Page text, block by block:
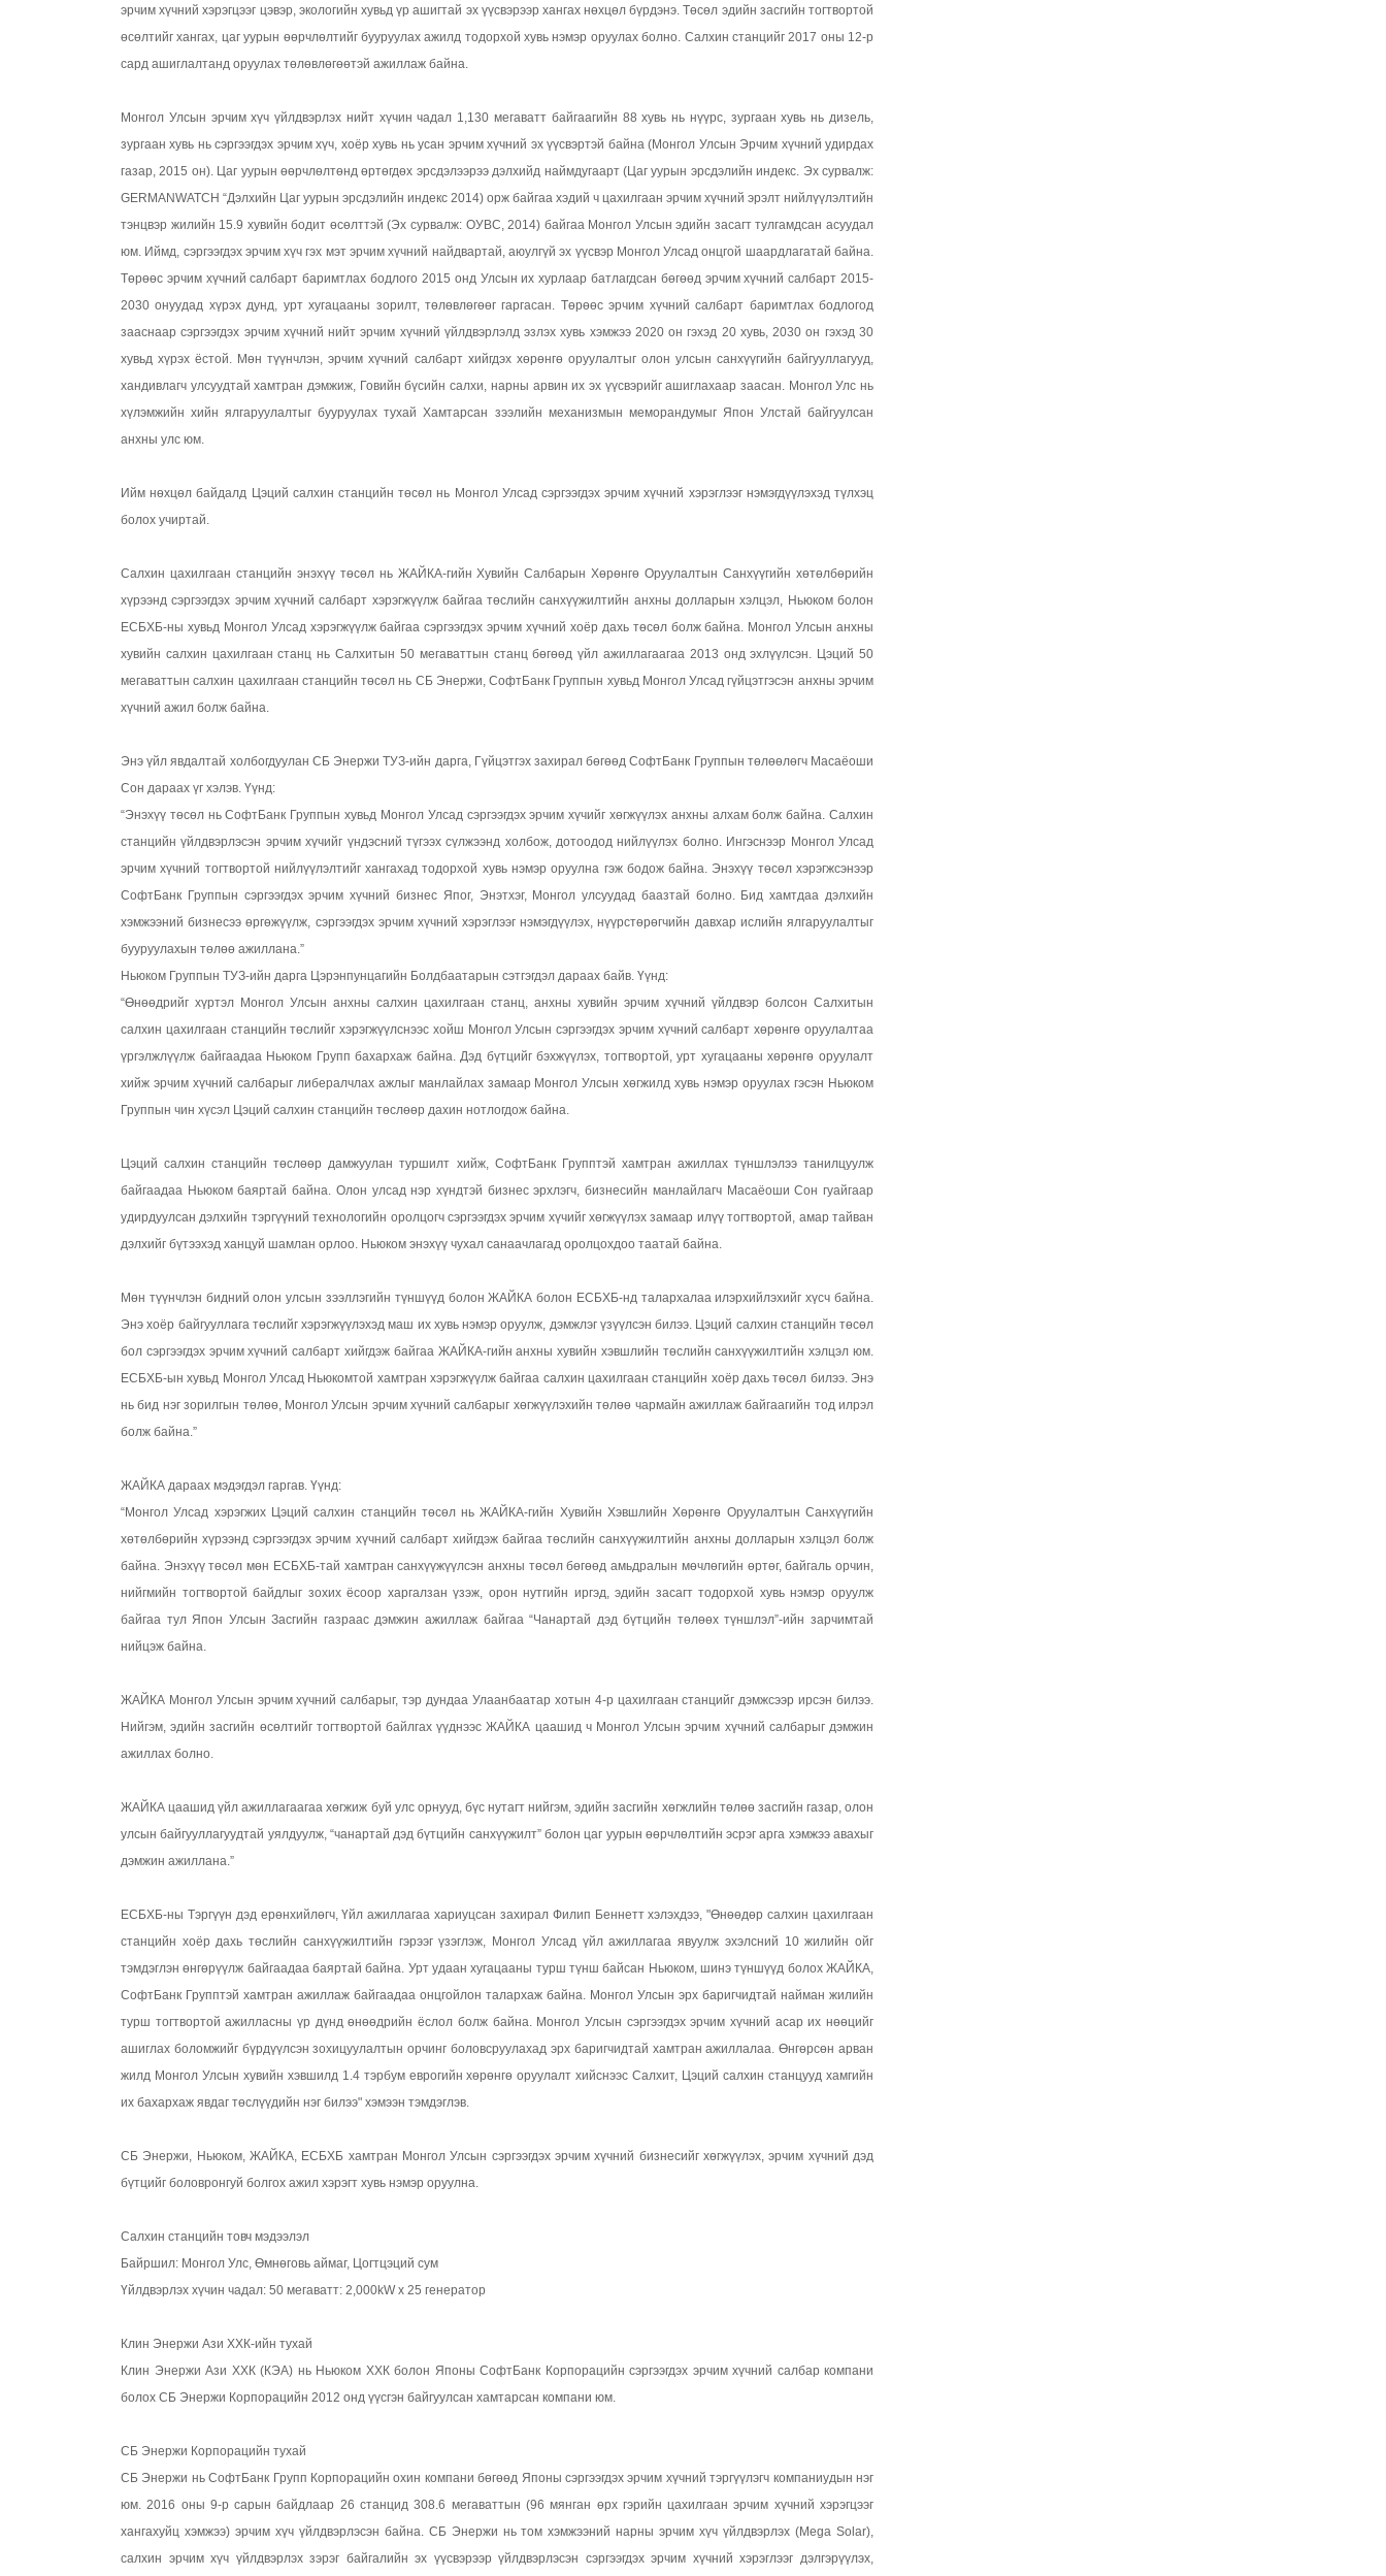
эрчим хүчний хэрэгцээг цэвэр, экологийн хувьд үр ашигтай эх үүсвэрээр хангах нөхцөл бүрдэнэ. Төсөл эдийн засгийн тогтвортой
өсөлтийг хангах, цаг уурын өөрчлөлтийг бууруулах ажилд тодорхой хувь нэмэр оруулах болно. Салхин станцийг 2017 оны 12-р
сард ашиглалтанд оруулах төлөвлөгөөтэй ажиллаж байна.
Монгол Улсын эрчим хүч үйлдвэрлэх нийт хүчин чадал 1,130 мегаватт байгаагийн 88 хувь нь нүүрс, зургаан хувь нь дизель,
зургаан хувь нь сэргээгдэх эрчим хүч, хоёр хувь нь усан эрчим хүчний эх үүсвэртэй байна (Монгол Улсын Эрчим хүчний удирдах
газар, 2015 он). Цаг уурын өөрчлөлтөнд өртөгдөх эрсдэлээрээ дэлхийд наймдугаарт (Цаг уурын эрсдэлийн индекс. Эх сурвалж:
GERMANWATCH “Дэлхийн Цаг уурын эрсдэлийн индекс 2014) орж байгаа хэдий ч цахилгаан эрчим хүчний эрэлт нийлүүлэлтийн
тэнцвэр жилийн 15.9 хувийн бодит өсөлттэй (Эх сурвалж: ОУВС, 2014) байгаа Монгол Улсын эдийн засагт тулгамдсан асуудал
юм. Иймд, сэргээгдэх эрчим хүч гэх мэт эрчим хүчний найдвартай, аюулгүй эх үүсвэр Монгол Улсад онцгой шаардлагатай байна.
Төрөөс эрчим хүчний салбарт баримтлах бодлого 2015 онд Улсын их хурлаар батлагдсан бөгөөд эрчим хүчний салбарт 2015-
2030 онуудад хүрэх дунд, урт хугацааны зорилт, төлөвлөгөөг гаргасан. Төрөөс эрчим хүчний салбарт баримтлах бодлогод
зааснаар сэргээгдэх эрчим хүчний нийт эрчим хүчний үйлдвэрлэлд эзлэх хувь хэмжээ 2020 он гэхэд 20 хувь, 2030 он гэхэд 30
хувьд хүрэх ёстой. Мөн түүнчлэн, эрчим хүчний салбарт хийгдэх хөрөнгө оруулалтыг олон улсын санхүүгийн байгууллагууд,
хандивлагч улсуудтай хамтран дэмжиж, Говийн бүсийн салхи, нарны арвин их эх үүсвэрийг ашиглахаар заасан. Монгол Улс нь
хүлэмжийн хийн ялгаруулалтыг бууруулах тухай Хамтарсан зээлийн механизмын меморандумыг Япон Улстай байгуулсан
анхны улс юм.
Ийм нөхцөл байдалд Цэций салхин станцийн төсөл нь Монгол Улсад сэргээгдэх эрчим хүчний хэрэглээг нэмэгдүүлэхэд түлхэц
болох учиртай.
Салхин цахилгаан станцийн энэхүү төсөл нь ЖАЙКА-гийн Хувийн Салбарын Хөрөнгө Оруулалтын Санхүүгийн хөтөлбөрийн
хүрээнд сэргээгдэх эрчим хүчний салбарт хэрэгжүүлж байгаа төслийн санхүүжилтийн анхны долларын хэлцэл, Ньюком болон
ЕСБХБ-ны хувьд Монгол Улсад хэрэгжүүлж байгаа сэргээгдэх эрчим хүчний хоёр дахь төсөл болж байна. Монгол Улсын анхны
хувийн салхин цахилгаан станц нь Салхитын 50 мегаваттын станц бөгөөд үйл ажиллагаагаа 2013 онд эхлүүлсэн. Цэций 50
мегаваттын салхин цахилгаан станцийн төсөл нь СБ Энержи, СофтБанк Группын хувьд Монгол Улсад гүйцэтгэсэн анхны эрчим
хүчний ажил болж байна.
Энэ үйл явдалтай холбогдуулан СБ Энержи ТУЗ-ийн дарга, Гүйцэтгэх захирал бөгөөд СофтБанк Группын төлөөлөгч Масаёоши
Сон дараах үг хэлэв. Үүнд:
“Энэхүү төсөл нь СофтБанк Группын хувьд Монгол Улсад сэргээгдэх эрчим хүчийг хөгжүүлэх анхны алхам болж байна. Салхин
станцийн үйлдвэрлэсэн эрчим хүчийг үндэсний түгээх сүлжээнд холбож, дотоодод нийлүүлэх болно. Ингэснээр Монгол Улсад
эрчим хүчний тогтвортой нийлүүлэлтийг хангахад тодорхой хувь нэмэр оруулна гэж бодож байна. Энэхүү төсөл хэрэгжсэнээр
СофтБанк Группын сэргээгдэх эрчим хүчний бизнес Япог, Энэтхэг, Монгол улсуудад баазтай болно. Бид хамтдаа дэлхийн
хэмжээний бизнесээ өргөжүүлж, сэргээгдэх эрчим хүчний хэрэглээг нэмэгдүүлэх, нүүрстөрөгчийн давхар ислийн ялгаруулалтыг
бууруулахын төлөө ажиллана.”
Ньюком Группын ТУЗ-ийн дарга Цэрэнпунцагийн Болдбаатарын сэтгэгдэл дараах байв. Үүнд:
“Өнөөдрийг хүртэл Монгол Улсын анхны салхин цахилгаан станц, анхны хувийн эрчим хүчний үйлдвэр болсон Салхитын
салхин цахилгаан станцийн төслийг хэрэгжүүлснээс хойш Монгол Улсын сэргээгдэх эрчим хүчний салбарт хөрөнгө оруулалтаа
үргэлжлүүлж байгаадаа Ньюком Групп бахархаж байна. Дэд бүтцийг бэхжүүлэх, тогтвортой, урт хугацааны хөрөнгө оруулалт
хийж эрчим хүчний салбарыг либералчлах ажлыг манлайлах замаар Монгол Улсын хөгжилд хувь нэмэр оруулах гэсэн Ньюком
Группын чин хүсэл Цэций салхин станцийн төслөөр дахин нотлогдож байна.
Цэций салхин станцийн төслөөр дамжуулан туршилт хийж, СофтБанк Групптэй хамтран ажиллах түншлэлээ танилцуулж
байгаадаа Ньюком баяртай байна. Олон улсад нэр хүндтэй бизнес эрхлэгч, бизнесийн манлайлагч Масаёоши Сон гуайгаар
удирдуулсан дэлхийн тэргүүний технологийн оролцогч сэргээгдэх эрчим хүчийг хөгжүүлэх замаар илүү тогтвортой, амар тайван
дэлхийг бүтээхэд ханцуй шамлан орлоо. Ньюком энэхүү чухал санаачлагад оролцохдоо таатай байна.
Мөн түүнчлэн бидний олон улсын зээллэгийн түншүүд болон ЖАЙКА болон ЕСБХБ-нд талархалаа илэрхийлэхийг хүсч байна.
Энэ хоёр байгууллага төслийг хэрэгжүүлэхэд маш их хувь нэмэр оруулж, дэмжлэг үзүүлсэн билээ. Цэций салхин станцийн төсөл
бол сэргээгдэх эрчим хүчний салбарт хийгдэж байгаа ЖАЙКА-гийн анхны хувийн хэвшлийн төслийн санхүүжилтийн хэлцэл юм.
ЕСБХБ-ын хувьд Монгол Улсад Ньюкомтой хамтран хэрэгжүүлж байгаа салхин цахилгаан станцийн хоёр дахь төсөл билээ. Энэ
нь бид нэг зорилгын төлөө, Монгол Улсын эрчим хүчний салбарыг хөгжүүлэхийн төлөө чармайн ажиллаж байгаагийн тод илрэл
болж байна.”
ЖАЙКА дараах мэдэгдэл гаргав. Үүнд:
“Монгол Улсад хэрэгжих Цэций салхин станцийн төсөл нь ЖАЙКА-гийн Хувийн Хэвшлийн Хөрөнгө Оруулалтын Санхүүгийн
хөтөлбөрийн хүрээнд сэргээгдэх эрчим хүчний салбарт хийгдэж байгаа төслийн санхүүжилтийн анхны долларын хэлцэл болж
байна. Энэхүү төсөл мөн ЕСБХБ-тай хамтран санхүүжүүлсэн анхны төсөл бөгөөд амьдралын мөчлөгийн өртөг, байгаль орчин,
нийгмийн тогтвортой байдлыг зохих ёсоор харгалзан үзэж, орон нутгийн иргэд, эдийн засагт тодорхой хувь нэмэр оруулж
байгаа тул Япон Улсын Засгийн газраас дэмжин ажиллаж байгаа “Чанартай дэд бүтцийн төлөөх түншлэл”-ийн зарчимтай
нийцэж байна.
ЖАЙКА Монгол Улсын эрчим хүчний салбарыг, тэр дундаа Улаанбаатар хотын 4-р цахилгаан станцийг дэмжсээр ирсэн билээ.
Нийгэм, эдийн засгийн өсөлтийг тогтвортой байлгах үүднээс ЖАЙКА цаашид ч Монгол Улсын эрчим хүчний салбарыг дэмжин
ажиллах болно.
ЖАЙКА цаашид үйл ажиллагаагаа хөгжиж буй улс орнууд, бүс нутагт нийгэм, эдийн засгийн хөгжлийн төлөө засгийн газар, олон
улсын байгууллагуудтай уялдуулж, “чанартай дэд бүтцийн санхүүжилт” болон цаг уурын өөрчлөлтийн эсрэг арга хэмжээ авахыг
дэмжин ажиллана.”
ЕСБХБ-ны Тэргүүн дэд ерөнхийлөгч, Үйл ажиллагаа хариуцсан захирал Филип Беннетт хэлэхдээ, "Өнөөдөр салхин цахилгаан
станцийн хоёр дахь төслийн санхүүжилтийн гэрээг үзэглэж, Монгол Улсад үйл ажиллагаа явуулж эхэлсний 10 жилийн ойг
тэмдэглэн өнгөрүүлж байгаадаа баяртай байна. Урт удаан хугацааны турш түнш байсан Ньюком, шинэ түншүүд болох ЖАЙКА,
СофтБанк Групптэй хамтран ажиллаж байгаадаа онцгойлон талархаж байна. Монгол Улсын эрх баригчидтай найман жилийн
турш тогтвортой ажилласны үр дүнд өнөөдрийн ёслол болж байна. Монгол Улсын сэргээгдэх эрчим хүчний асар их нөөцийг
ашиглах боломжийг бүрдүүлсэн зохицуулалтын орчинг боловсруулахад эрх баригчидтай хамтран ажиллалаа. Өнгөрсөн арван
жилд Монгол Улсын хувийн хэвшилд 1.4 тэрбум еврогийн хөрөнгө оруулалт хийснээс Салхит, Цэций салхин станцууд хамгийн
их бахархаж явдаг төслүүдийн нэг билээ" хэмээн тэмдэглэв.
СБ Энержи, Ньюком, ЖАЙКА, ЕСБХБ хамтран Монгол Улсын сэргээгдэх эрчим хүчний бизнесийг хөгжүүлэх, эрчим хүчний дэд
бүтцийг боловронгуй болгох ажил хэрэгт хувь нэмэр оруулна.
Салхин станцийн товч мэдээлэл
Байршил: Монгол Улс, Өмнөговь аймаг, Цогтцэций сум
Үйлдвэрлэх хүчин чадал: 50 мегаватт: 2,000kW x 25 генератор
Клин Энержи Ази ХХК-ийн тухай
Клин Энержи Ази ХХК (КЭА) нь Ньюком ХХК болон Японы СофтБанк Корпорацийн сэргээгдэх эрчим хүчний салбар компани
болох СБ Энержи Корпорацийн 2012 онд үүсгэн байгуулсан хамтарсан компани юм.
СБ Энержи Корпорацийн тухай
СБ Энержи нь СофтБанк Групп Корпорацийн охин компани бөгөөд Японы сэргээгдэх эрчим хүчний тэргүүлэгч компаниудын нэг
юм. 2016 оны 9-р сарын байдлаар 26 станцид 308.6 мегаваттын (96 мянган өрх гэрийн цахилгаан эрчим хүчний хэрэгцээг
хангахуйц хэмжээ) эрчим хүч үйлдвэрлэсэн байна. СБ Энержи нь том хэмжээний нарны эрчим хүч үйлдвэрлэх (Mega Solar),
салхин эрчим хүч үйлдвэрлэх зэрэг байгалийн эх үүсвэрээр үйлдвэрлэсэн сэргээгдэх эрчим хүчний хэрэглээг дэлгэрүүлэх,